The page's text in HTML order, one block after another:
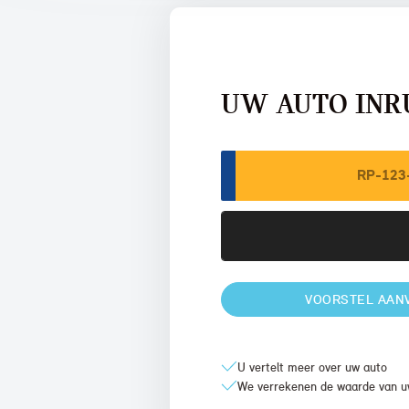
UW AUTO
VOORSTEL
U vertelt meer over uw auto
We verrekenen de waarde van